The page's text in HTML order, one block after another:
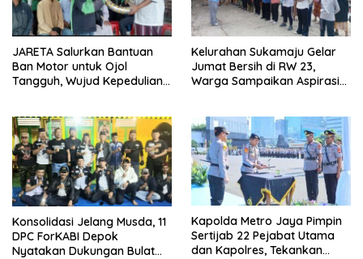
JARETA Salurkan Bantuan
Ban Motor untuk Ojol
Tangguh, Wujud Kepedulian
Kelurahan Sukamaju Gelar
Jumat Bersih di RW 23,
Warga Sampaikan Aspirasi
Konsolidasi Jelang Musda, 11
DPC ForKABI Depok
Nyatakan Dukungan Bulat
Kapolda Metro Jaya Pimpin
Sertijab 22 Pejabat Utama
dan Kapolres, Tekankan